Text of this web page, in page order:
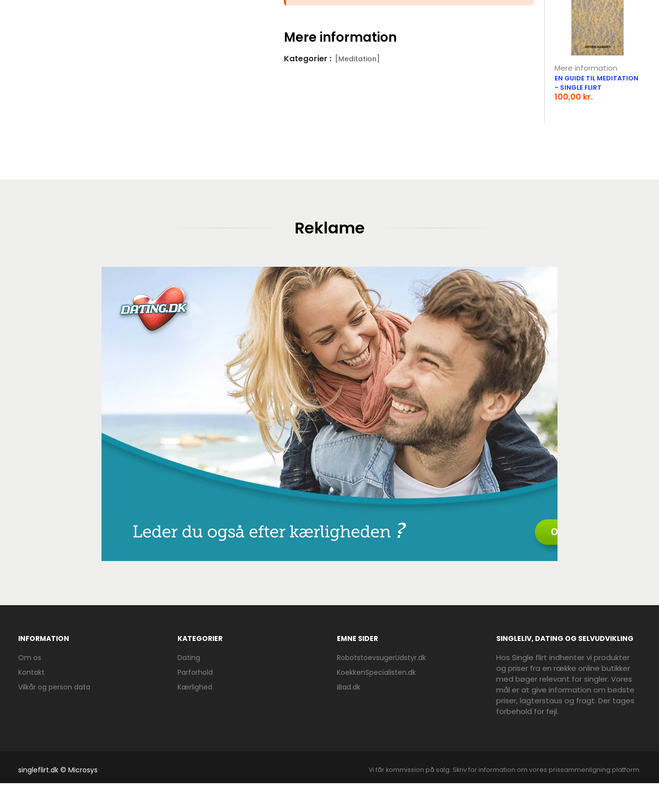
Mere information
Kategorier : [Meditation]
Mere information
EN GUIDE TIL MEDITATION
- SINGLE FLIRT
100,00 kr.
Reklame
INFORMATION
Om os
Kontakt
Vilkår og person data
KATEGORIER
Dating
Parforhold
Kærlighed
EMNE SIDER
RobotstoevsugerUdstyr.dk
KoekkenSpecialisten.dk
iBad.dk
SINGLELIV, DATING OG SELVUDVIKLING
Hos Single flirt indhenter vi produkter
og priser fra en række online butikker
med bøger relevant for singler. Vores
mål er at give information om bedste
priser, lagterstaus og fragt. Der tages
forbehold for fejl.
singleflirt.dk © Microsys Vi får kommission på salg. Skriv for information om vores prissammenligning platform.